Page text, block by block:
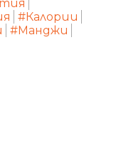
#Калории
#Манджи